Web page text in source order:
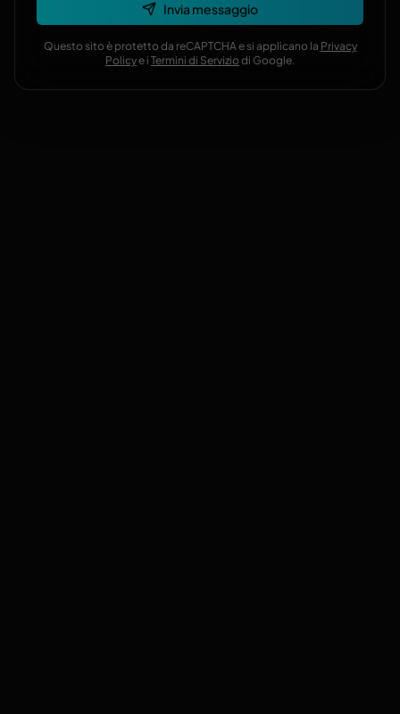
Invia messaggio
Questo sito è protetto da reCAPTCHA e si applicano la Privacy
Policye i Termini di Servizio di Google.